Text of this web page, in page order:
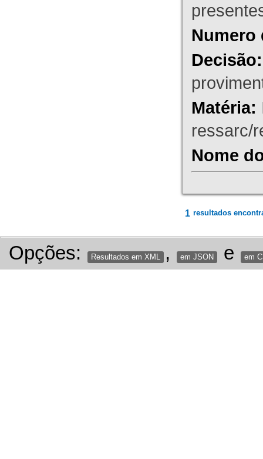
Numero
Decisão:
Matéria:
ressarc/
Nome
1 resultados
Opções: Resultados em XML , em JSON e em